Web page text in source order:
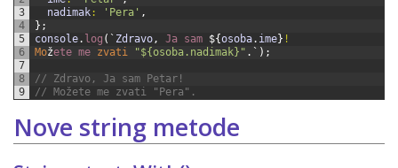
3
4
5
6
7
8
9
nadimak : 'Pera' ,
} ;
console. log ( ` Zdravo, Ja sam ${osoba. ime} !
Možete me zvati "${osoba.nadimak}" . ` ) ;
// Zdravo, Ja sam Petar!
// Možete me zvati "Pera".
Nove string metode